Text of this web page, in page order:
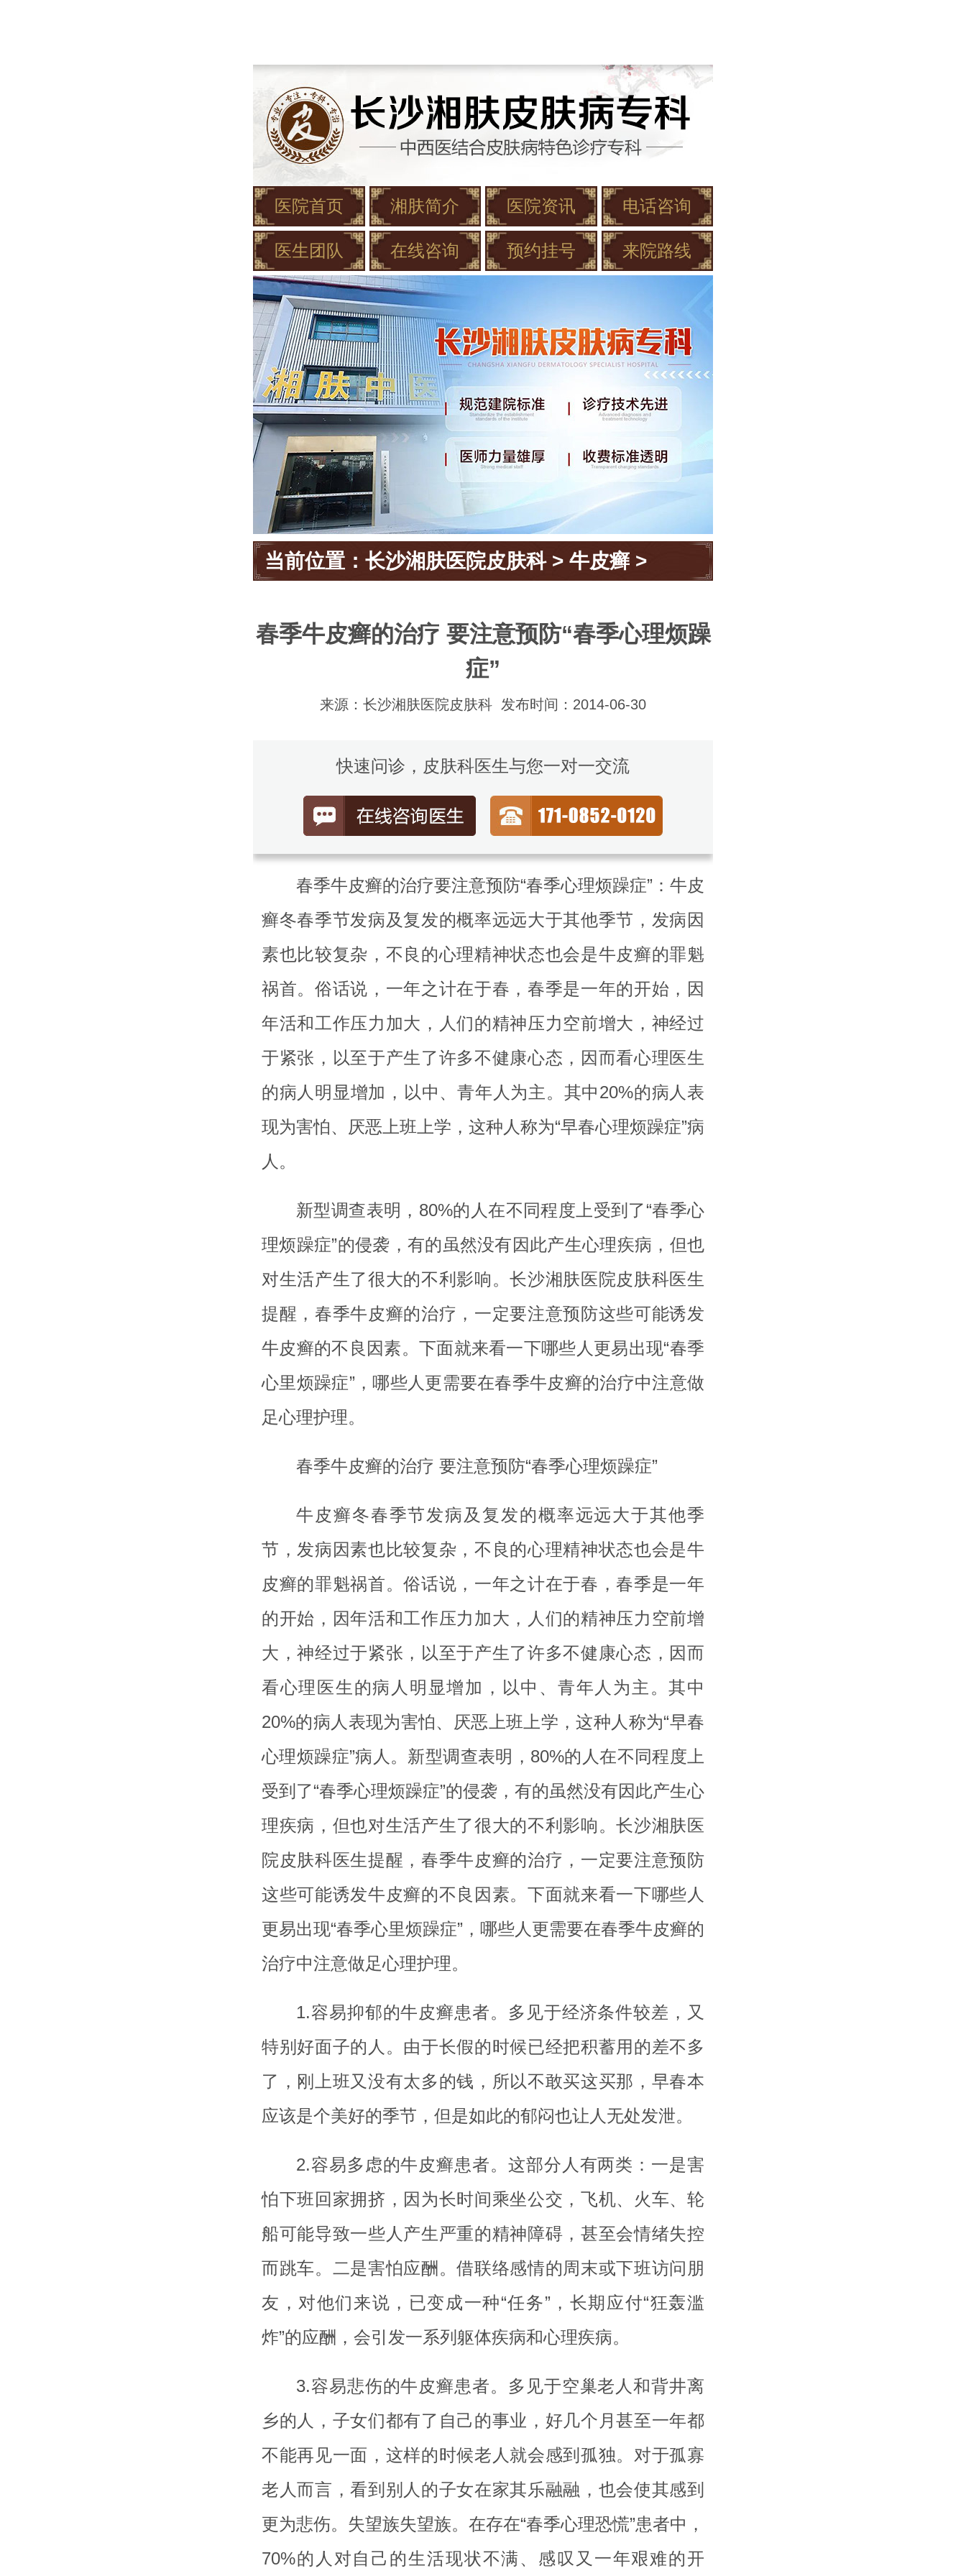
医院首页 湘肤简介 医院资讯 电话咨询
医生团队 在线咨询 预约挂号 来院路线
当前位置： 长沙湘肤医院皮肤科> 牛皮癣 >
春季牛皮癣的治疗 要注意预防“春季心理烦躁
症”
来源：长沙湘肤医院皮肤科 发布时间：2014-06-30
快速问诊，皮肤科医生与您一对一交流
春季牛皮癣的治疗要注意预防“春季心理烦躁症”：牛皮
癣冬春季节发病及复发的概率远远大于其他季节，发病因
素也比较复杂，不良的心理精神状态也会是牛皮癣的罪魁
祸首。俗话说，一年之计在于春，春季是一年的开始，因
年活和工作压力加大，人们的精神压力空前增大，神经过
于紧张，以至于产生了许多不健康心态，因而看心理医生
的病人明显增加，以中、青年人为主。其中20%的病人表
现为害怕、厌恶上班上学，这种人称为“早春心理烦躁症”病
人。
新型调查表明，80%的人在不同程度上受到了“春季心
理烦躁症”的侵袭，有的虽然没有因此产生心理疾病，但也
对生活产生了很大的不利影响。长沙湘肤医院皮肤科医生
提醒，春季牛皮癣的治疗，一定要注意预防这些可能诱发
牛皮癣的不良因素。下面就来看一下哪些人更易出现“春季
心里烦躁症”，哪些人更需要在春季牛皮癣的治疗中注意做
足心理护理。
春季牛皮癣的治疗 要注意预防“春季心理烦躁症”
牛皮癣冬春季节发病及复发的概率远远大于其他季
节，发病因素也比较复杂，不良的心理精神状态也会是牛
皮癣的罪魁祸首。俗话说，一年之计在于春，春季是一年
的开始，因年活和工作压力加大，人们的精神压力空前增
大，神经过于紧张，以至于产生了许多不健康心态，因而
看心理医生的病人明显增加，以中、青年人为主。其中
20%的病人表现为害怕、厌恶上班上学，这种人称为“早春
心理烦躁症”病人。新型调查表明，80%的人在不同程度上
受到了“春季心理烦躁症”的侵袭，有的虽然没有因此产生心
理疾病，但也对生活产生了很大的不利影响。长沙湘肤医
院皮肤科医生提醒，春季牛皮癣的治疗，一定要注意预防
这些可能诱发牛皮癣的不良因素。下面就来看一下哪些人
更易出现“春季心里烦躁症”，哪些人更需要在春季牛皮癣的
治疗中注意做足心理护理。
1.容易抑郁的牛皮癣患者。多见于经济条件较差，又
特别好面子的人。由于长假的时候已经把积蓄用的差不多
了，刚上班又没有太多的钱，所以不敢买这买那，早春本
应该是个美好的季节，但是如此的郁闷也让人无处发泄。
2.容易多虑的牛皮癣患者。这部分人有两类：一是害
怕下班回家拥挤，因为长时间乘坐公交，飞机、火车、轮
船可能导致一些人产生严重的精神障碍，甚至会情绪失控
而跳车。二是害怕应酬。借联络感情的周末或下班访问朋
友，对他们来说，已变成一种“任务”，长期应付“狂轰滥
炸”的应酬，会引发一系列躯体疾病和心理疾病。
3.容易悲伤的牛皮癣患者。多见于空巢老人和背井离
乡的人，子女们都有了自己的事业，好几个月甚至一年都
不能再见一面，这样的时候老人就会感到孤独。对于孤寡
老人而言，看到别人的子女在家其乐融融，也会使其感到
更为悲伤。失望族失望族。在存在“春季心理恐慌”患者中，
70%的人对自己的生活现状不满、感叹又一年艰难的开